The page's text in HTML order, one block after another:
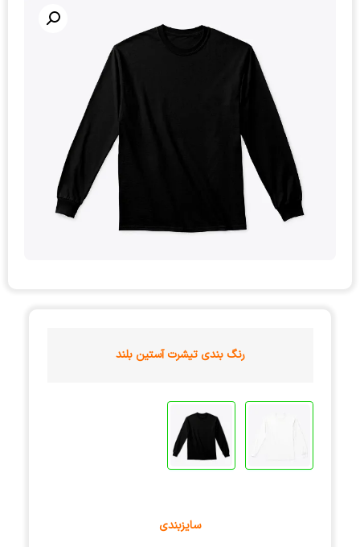
رنگ بندی تیشرت آستین بلند
سایزبندی